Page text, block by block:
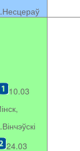
10.03
24.03